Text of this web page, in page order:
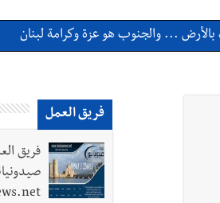
... والجنوب هو عزة وكرامة لبنان
فريق العمل
فريق